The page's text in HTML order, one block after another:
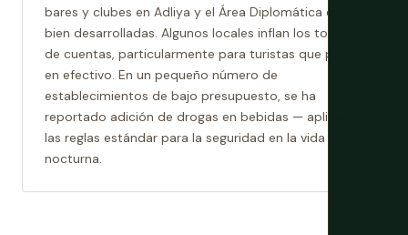
bares y clubes en Adliya y el Área Diplomática están
bien desarrolladas. Algunos locales inflan los totales
de cuentas, particularmente para turistas que pagan
en efectivo. En un pequeño número de
establecimientos de bajo presupuesto, se ha
reportado adición de drogas en bebidas — aplican
las reglas estándar para la seguridad en la vida
nocturna.